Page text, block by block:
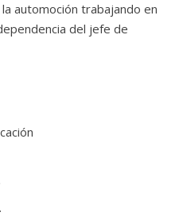
automoción trabajando en
del jefe de